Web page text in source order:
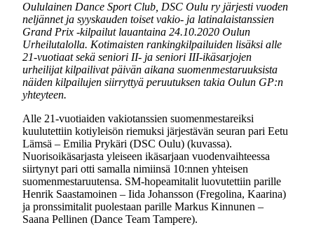
Oululainen Dance Sport Club, DSC Oulu ry järjesti vuoden
neljännet ja syyskauden toiset vakio- ja latinalaistanssien
Grand Prix -kilpailut lauantaina 24.10.2020 Oulun
Urheilutalolla. Kotimaisten rankingkilpailuiden lisäksi alle
21-vuotiaat sekä seniori II- ja seniori III-ikäsarjojen
urheilijat kilpailivat päivän aikana suomenmestaruuksista
näiden kilpailujen siirryttyä peruutuksen takia Oulun GP:n
yhteyteen.
Alle 21-vuotiaiden vakiotanssien suomenmestareiksi
kuulutettiin kotiyleisön riemuksi järjestävän seuran pari Eetu
Lämsä – Emilia Prykäri (DSC Oulu) (kuvassa).
Nuorisoikäsarjasta yleiseen ikäsarjaan vuodenvaihteessa
siirtynyt pari otti samalla nimiinsä 10:nnen yhteisen
suomenmestaruutensa. SM-hopeamitalit luovutettiin parille
Henrik Saastamoinen – Iida Johansson (Fregolina, Kaarina)
ja pronssimitalit puolestaan parille Markus Kinnunen –
Saana Pellinen (Dance Team Tampere).